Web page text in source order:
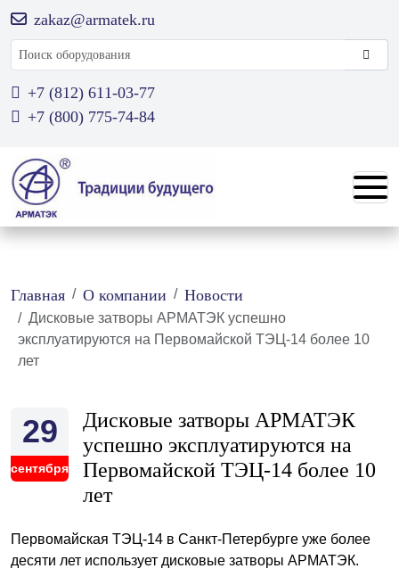
zakaz@armatek.ru
Поиск оборудования
+7 (812) 611-03-77
+7 (800) 775-74-84
Главная О компании Новости
Дисковые затворы АРМАТЭК успешно
эксплуатируются на Первомайской ТЭЦ-14 более 10
лет
29
сентября
Дисковые затворы АРМАТЭК
успешно эксплуатируются на
Первомайской ТЭЦ-14 более 10
лет
Первомайская ТЭЦ-14 в Санкт-Петербурге уже более
десяти лет использует дисковые затворы АРМАТЭК.